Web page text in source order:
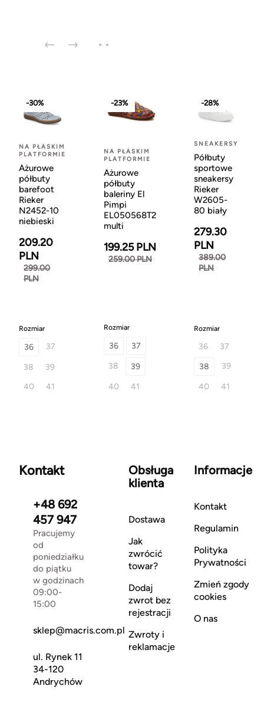
-30%
NA PŁASKIM
PLATFORMIE
Ażurowe
półbuty
barefoot
Rieker
N2452-10
niebieski
209.20
PLN
299.00
PLN
Rozmiar
36 37
38
39
40
41
-23%
NA PŁASKIM
PLATFORMIE
Ażurowe
półbuty
baleriny El
Pimpi
EL050568T2
multi
199.25 PLN
259.00 PLN
Rozmiar
36
37
38
39
40
41
-28%
SNEAKERSY
Półbuty
sportowe
sneakersy
Rieker
W2605-
80 biały
279.30
PLN
389.00
PLN
Rozmiar
36
37
38
39
40 41
Kontakt
+48 692
457 947
Pracujemy
od
poniedziałku
do piątku
w godzinach
09:00-
15:00
sklep@macris.com.pl
ul. Rynek 11
34-120
Andrychów
Obsługa
klienta
Dostawa
Jak
zwrócić
towar?
Dodaj
zwrot bez
rejestracji
Zwroty i
reklamacje
Informacje
Kontakt
Regulamin
Polityka
Prywatności
Zmień zgody
cookies
O nas